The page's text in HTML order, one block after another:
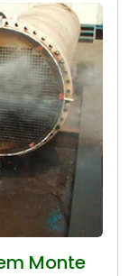
Monte